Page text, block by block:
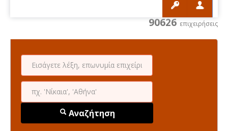
90626 επιχειρήσεις
Αναζήτηση